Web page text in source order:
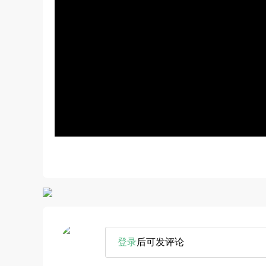
登录后可发评论